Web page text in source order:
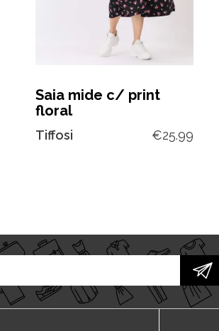
Saia mide c/ print
floral
Tiffosi €25.99